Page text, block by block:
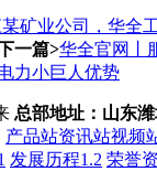
矿业公司，华全
一篇>华全官网丨
力小巨人优势
总部地址：山东
产品站资讯站视频
发展历程1.2 荣誉